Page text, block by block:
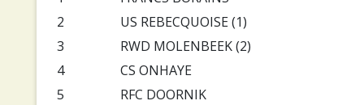
2
US REBECQUOISE (1)
3
RWD MOLENBEEK (2)
4
CS ONHAYE
5
RFC DOORNIK